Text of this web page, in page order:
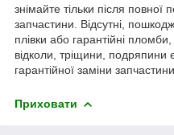
знімайте тільки після повної
запчастини. Відсутні,
плівки або гарантійні
відколи, тріщини, подряпини
гарантійної заміни запчастини.
Приховати